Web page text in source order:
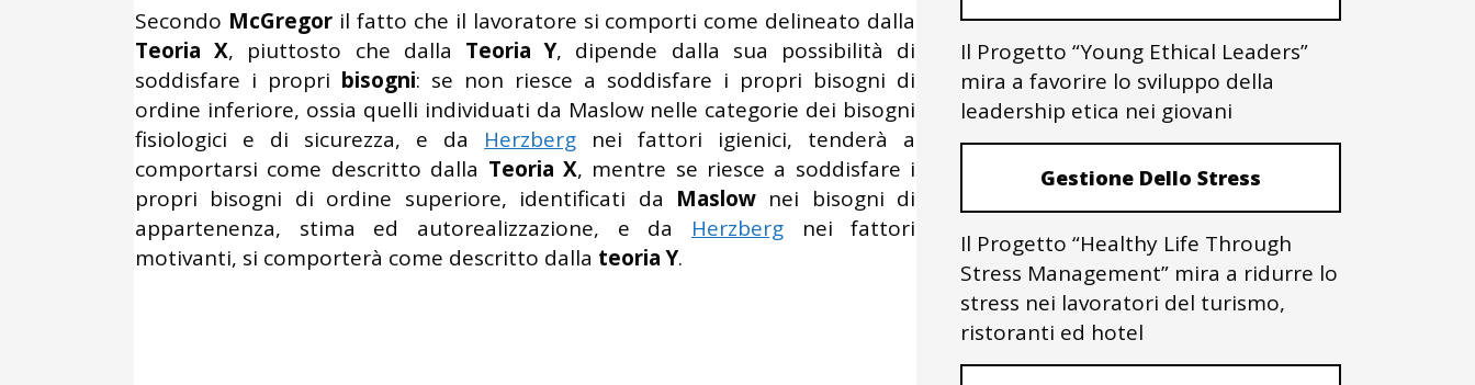
Secondo McGregoril fatto che il lavoratore si comporti come delineato dalla
Teoria X, piuttosto che dalla Teoria Y, dipende dalla sua possibilità di
soddisfare i propri bisogni: se non riesce a soddisfare i propri bisogni di
ordine inferiore, ossia quelli individuati da Maslow nelle categorie dei bisogni
fisiologici e di sicurezza, e da Herzberg nei fattori igienici, tenderà a
comportarsi come descritto dalla Teoria X, mentre se riesce a soddisfare i
propri bisogni di ordine superiore, identificati da Maslownei bisogni di
appartenenza, stima ed autorealizzazione, e da Herzbergnei fattori
motivanti, si comporterà come descritto dalla teoria Y.
Il Progetto “Young Ethical Leaders”
mira a favorire lo sviluppo della
leadership etica nei giovani
Gestione Dello Stress
Il Progetto “Healthy Life Through
Stress Management” mira a ridurre lo
stress nei lavoratori del turismo,
ristoranti ed hotel